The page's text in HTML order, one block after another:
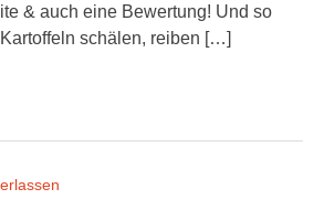
& auch eine Bewertung! Und so
schälen, reiben […]